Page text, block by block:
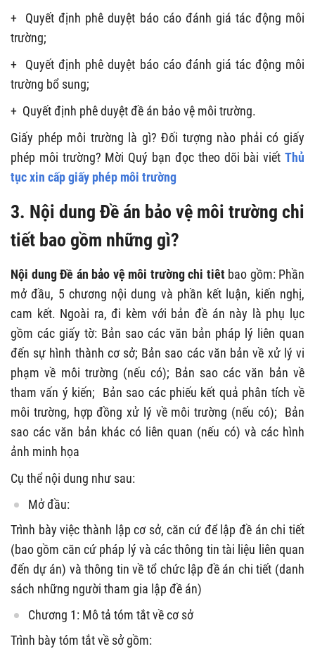
+ Quyết định phê duyệt báo cáo đánh giá tác động môi
trường;
+ Quyết định phê duyệt báo cáo đánh giá tác động môi
trường bổ sung;
+ Quyết định phê duyệt đề án bảo vệ môi trường.
Giấy phép môi trường là gì? Đối tượng nào phải có giấy
phép môi trường? Mời Quý bạn đọc theo dõi bài viết Thủ
tục xin cấp giấy phép môi trường
3. Nội dung Đề án bảo vệ môi trường chi
tiết bao gồm những gì?
Nội dung Đề án bảo vệ môi trường chi tiêtbao gồm: Phần
mở đầu, 5 chương nội dung và phần kết luận, kiến nghị,
cam kết. Ngoài ra, đi kèm với bản đề án này là phụ lục
gồm các giấy tờ: Bản sao các văn bản pháp lý liên quan
đến sự hình thành cơ sở; Bản sao các văn bản về xử lý vi
phạm về môi trường (nếu có); Bản sao các văn bản về
tham vấn ý kiến; Bản sao các phiếu kết quả phân tích về
môi trường, hợp đồng xử lý về môi trường (nếu có); Bản
sao các văn bản khác có liên quan (nếu có) và các hình
ảnh minh họa
Cụ thể nội dung như sau:
Mở đầu:
Trình bày việc thành lập cơ sở, căn cứ để lập đề án chi tiết
(bao gồm căn cứ pháp lý và các thông tin tài liệu liên quan
đến dự án) và thông tin về tổ chức lập đề án chi tiết (danh
sách những người tham gia lập đề án)
Chương 1: Mô tả tóm tắt về cơ sở
Trình bày tóm tắt về sở gồm: